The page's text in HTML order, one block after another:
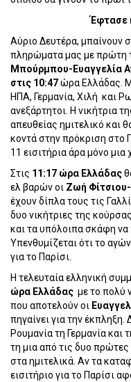
Έφτασε
Αύριο Δευτέρα, μπαίνουν
πληρώματα μας με πρώτη
Μπούρμπου-Ευαγγελία
στις 10:47ώρα Ελλάδας.
ΗΠΑ, Γερμανία, Χιλή και
ανεξάρτητοι. Η νικήτρια
απευθείας ημιτελικό και
κοντά στην πρόκριση στο
11 εισιτήρια άρα μόνο
Στις 11:17 ώρα Ελλάδας
ελ βαρών οι Ζωή
έχουν δίπλα τους τις
δυο νικήτριες της
και τα υπόλοιπα σκάφη να
Υπενθυμίζεται ότι το
για το Παρίσι.
Η τελευταία ελληνική
ώρα Ελλάδας με το πολύ
που αποτελούν οι
πηγαίνει για την
Ρουμανία τη Γερμανία και
τη μια από τις δυο
στα ημιτελικά. Αν τα
εισιτήριο για το Παρίσι